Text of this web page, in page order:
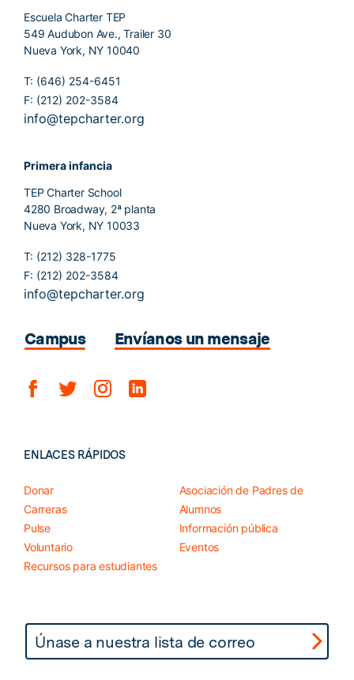
Escuela Charter TEP
549 Audubon Ave., Trailer 30
Nueva York, NY 10040
T: (646) 254-6451
F: (212) 202-3584
info@tepcharter.org
Primera infancia
TEP Charter School
4280 Broadway, 2ª planta
Nueva York, NY 10033
T: (212) 328-1775
F: (212) 202-3584
info@tepcharter.org
Campus Envíanos un mensaje
ENLACES RÁPIDOS
Donar
Carreras
Pulse
Voluntario
Recursos para estudiantes
Asociación de Padres de
Alumnos
Información pública
Eventos